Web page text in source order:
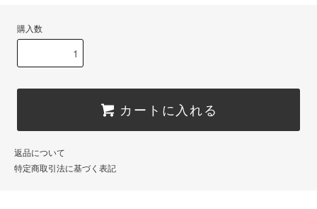
購入数
カートに入れる
返品について
特定商取引法に基づく表記